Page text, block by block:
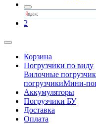
2
Корзина
Погрузчики по виду
Вилочные
погрузчикиМини-
Аккумуляторы
Погрузчики БУ
Доставка
Оплата